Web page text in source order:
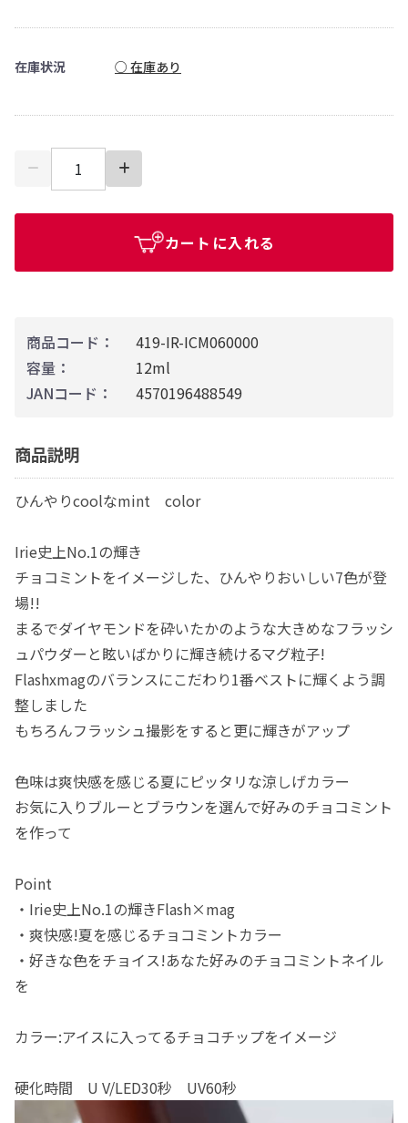
商品コード：
419-IR-ICM060000
容量：
12ml
JANコード：
4570196488549
商品説明
ひんやりcoolなmint color
Irie史上No.1の輝き
チョコミントをイメージした、ひんやりおいしい7色が登
場!!
まるでダイヤモンドを砕いたかのような大きめなフラッシ
ュパウダーと眩いばかりに輝き続けるマグ粒子!
Flashxmagのバランスにこだわり1番ベストに輝くよう調
整しました
もちろんフラッシュ撮影をすると更に輝きがアップ
色味は爽快感を感じる夏にピッタリな涼しげカラー
お気に入りブルーとブラウンを選んで好みのチョコミント
を作って
Point
・Irie史上No.1の輝きFlash×mag
・爽快感!夏を感じるチョコミントカラー
・好きな色をチョイス!あなた好みのチョコミントネイル
を
カラー:アイスに入ってるチョコチップをイメージ
硬化時間 U V/LED30秒 UV60秒
在庫状況 ○ 在庫あり
カートに入れる